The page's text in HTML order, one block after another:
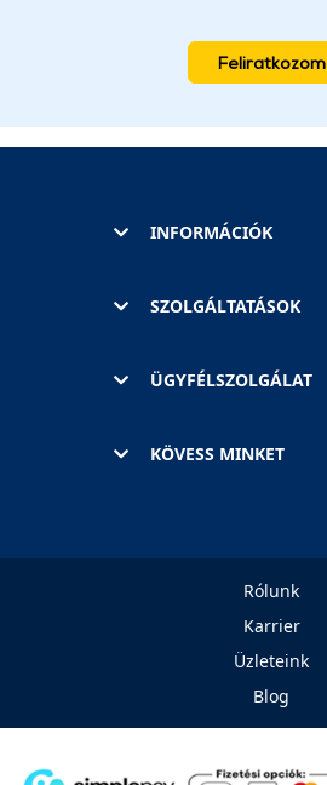
Feliratkozom
INFORMÁCIÓK
SZOLGÁLTATÁSOK
ÜGYFÉLSZOLGÁLAT
KÖVESS MINKET
Rólunk
Karrier
Üzleteink
Blog